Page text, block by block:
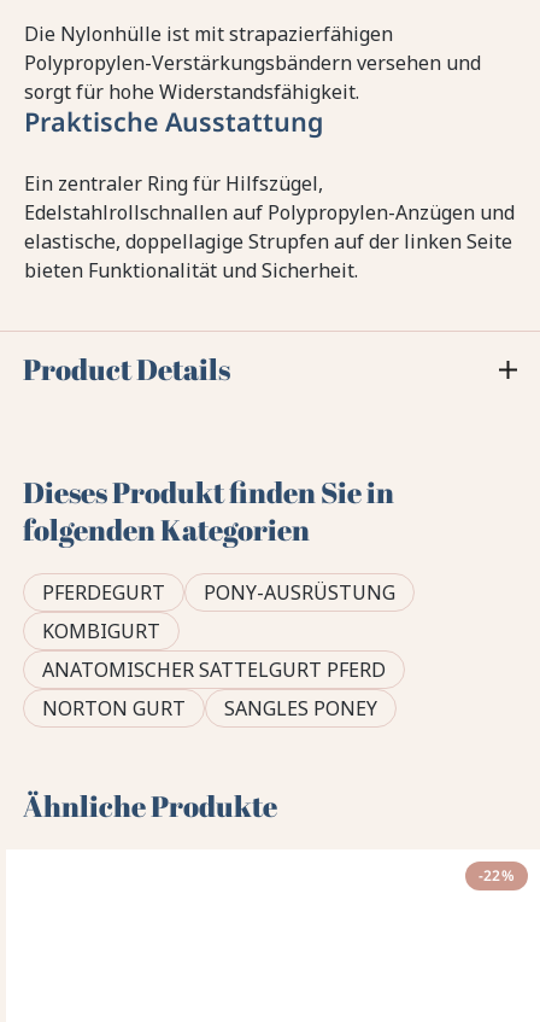
Die Nylonhülle ist mit strapazierfähigen
Polypropylen-Verstärkungsbändern versehen und
sorgt für hohe Widerstandsfähigkeit.
Praktische Ausstattung
Ein zentraler Ring für Hilfszügel,
Edelstahlrollschnallen auf Polypropylen-Anzügen und
elastische, doppellagige Strupfen auf der linken Seite
bieten Funktionalität und Sicherheit.
Product Details
Dieses Produkt finden Sie in
folgenden Kategorien
PFERDEGURT
PONY-AUSRÜSTUNG
KOMBIGURT
ANATOMISCHER SATTELGURT PFERD
NORTON GURT
SANGLES PONEY
Ähnliche Produkte
-22%